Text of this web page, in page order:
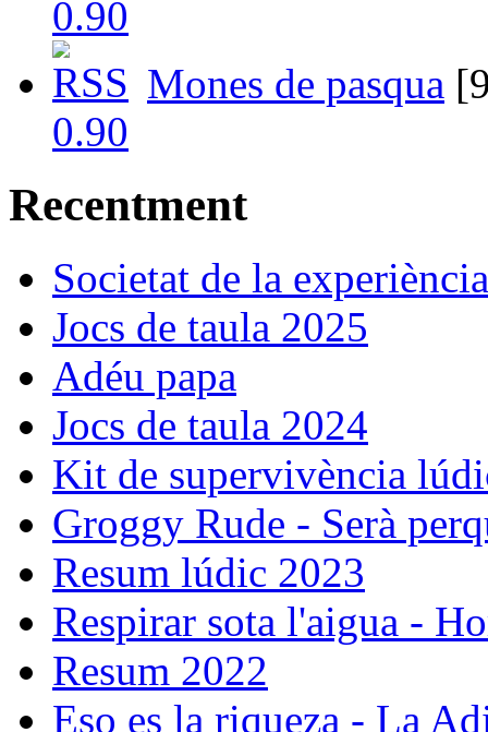
Mones de pasqua
Recentment
Societat de la experiència
Jocs de taula 2025
Adéu papa
Jocs de taula 2024
Kit de supervivència
Groggy Rude - Serà
Resum lúdic 2023
Respirar sota l'aigua -
Resum 2022
Eso es la riqueza - La